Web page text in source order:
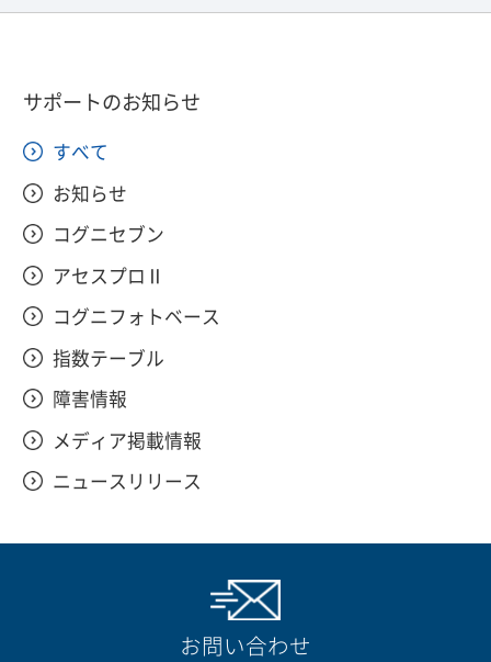
サポートのお知らせ
すべて
お知らせ
コグニセブン
アセスプロⅡ
コグニフォトベース
指数テーブル
障害情報
メディア掲載情報
ニュースリリース
お問い合わせ